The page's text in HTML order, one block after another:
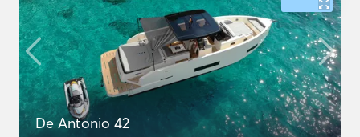
De Antonio 42